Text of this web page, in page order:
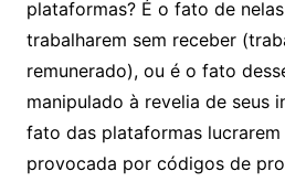
plataformas? É o fato de
trabalharem sem receber
remunerado), ou é o fato
manipulado à revelia de seus
fato das plataformas
provocada por códigos de